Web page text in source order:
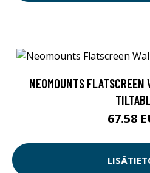
NEOMOUNTS
67.58